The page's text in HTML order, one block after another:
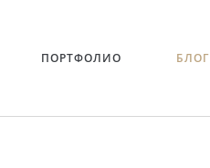
ПОРТФОЛИО БЛОГ